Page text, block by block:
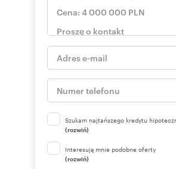
Szukam najtańszego kredytu
(rozwiń)
Interesują mnie podobne oferty
(rozwiń)